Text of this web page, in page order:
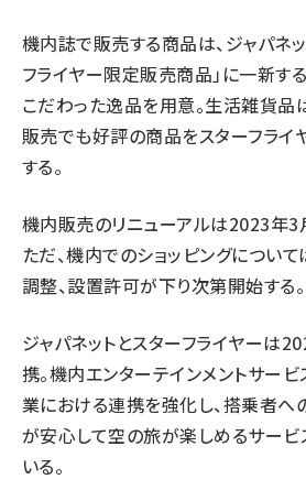
機内誌で販売する商品は、ジャパネ
フライヤー限定販売商品」に一新す
こだわった逸品を用意。生活雑貨品
販売でも好評の商品をスターフラ
する。
機内販売のリニューアルは2023年3
ただ、機内でのショッピングについ
調整、設置許可が下り次第開始する。
ジャパネットとスターフライヤーは
携。機内エンターテインメントサー
業における連携を強化し、搭乗者へ
が安心して空の旅が楽しめるサービ
いる。